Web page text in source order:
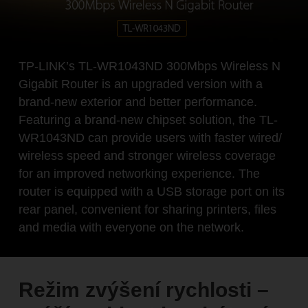
TP-LINK’s TL-WR1043ND 300Mbps Wireless N
Gigabit Router is an upgraded version with a
brand-new exterior and better performance.
Featuring a brand-new chipset solution, the TL-
WR1043ND can provide users with faster wired/
wireless speed and stronger wireless coverage
for an improved networking experience. The
router is equipped with a USB storage port on its
rear panel, convenient for sharing printers, files
and media with everyone on the network.
Režim zvýšení rychlosti –